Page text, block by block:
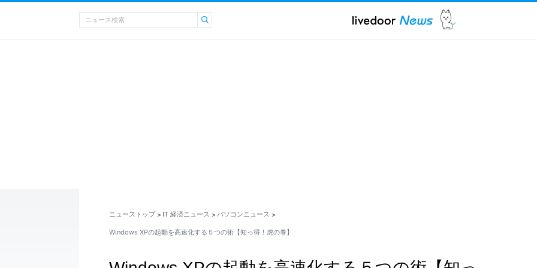
ニューストップ > IT 経済ニュース > パソコンニュース >
Windows XPの起動を高速化する５つの術【知っ得！虎の巻】